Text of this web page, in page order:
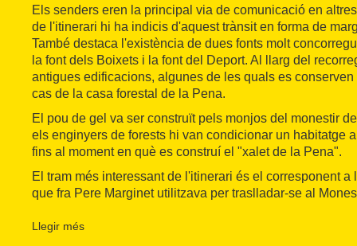
Els senders eren la principal via de comunicació en
de l'itinerari hi ha indicis d'aquest trànsit en forma de
També destaca l'existència de dues fonts molt
la font dels Boixets i la font del Deport. Al llarg del
antigues edificacions, algunes de les quals es conserven
cas de la casa forestal de la Pena.
El pou de gel va ser construït pels monjos del monestir
els enginyers de forests hi van condicionar un habitatge
fins al moment en què es construí el "xalet de la Pena".
El tram més interessant de l'itinerari és el corresponent a
que fra Pere Marginet utilitzava per traslladar-se al
hi d'ermità, al segle XV. Les restes d'aquest religiós
Llegir més